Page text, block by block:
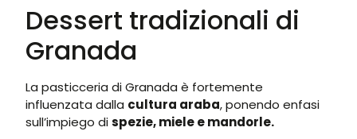
Dessert tradizionali di
Granada
La pasticceria di Granada è fortemente
influenzata dalla cultura araba, ponendo enfasi
sull’impiego dispezie, miele e mandorle.